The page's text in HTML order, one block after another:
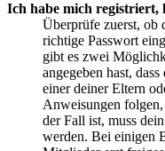
Ich habe mich registriert,
Überprüfe zuerst, ob
richtige Passwort
gibt es zwei
angegeben hast,
einer deiner Eltern
Anweisungen
der Fall ist, muss
werden. Bei einigen